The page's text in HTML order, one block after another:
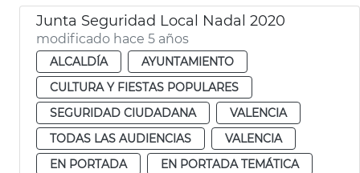
Junta Seguridad Local Nadal 2020
modificado hace 5 años
ALCALDÍA
AYUNTAMIENTO
CULTURA Y FIESTAS POPULARES
SEGURIDAD CIUDADANA
VALENCIA
TODAS LAS AUDIENCIAS
VALENCIA
EN PORTADA
EN PORTADA TEMÁTICA